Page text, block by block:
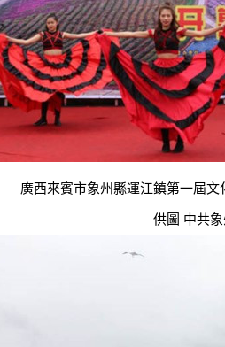
廣西來賓市象州縣運江鎮第一屆文
供圖 中共